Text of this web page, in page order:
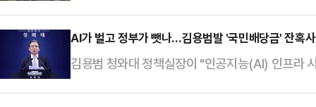
방적 주장일 뿐"이라고 반박했다.오세훈 후보 선
전 서울 여의도 국회에서 기자회견을 통해 "제가
AI가 벌고 정부가 뺏나…김용범발 '국민배당금' 잔혹
김용범 청와대 정책실장이 "인공지능(AI) 인프라